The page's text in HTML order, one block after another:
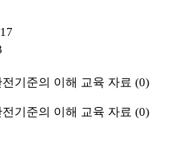
기준의 이해 교육 자료 (0)
기준의 이해 교육 자료 (0)